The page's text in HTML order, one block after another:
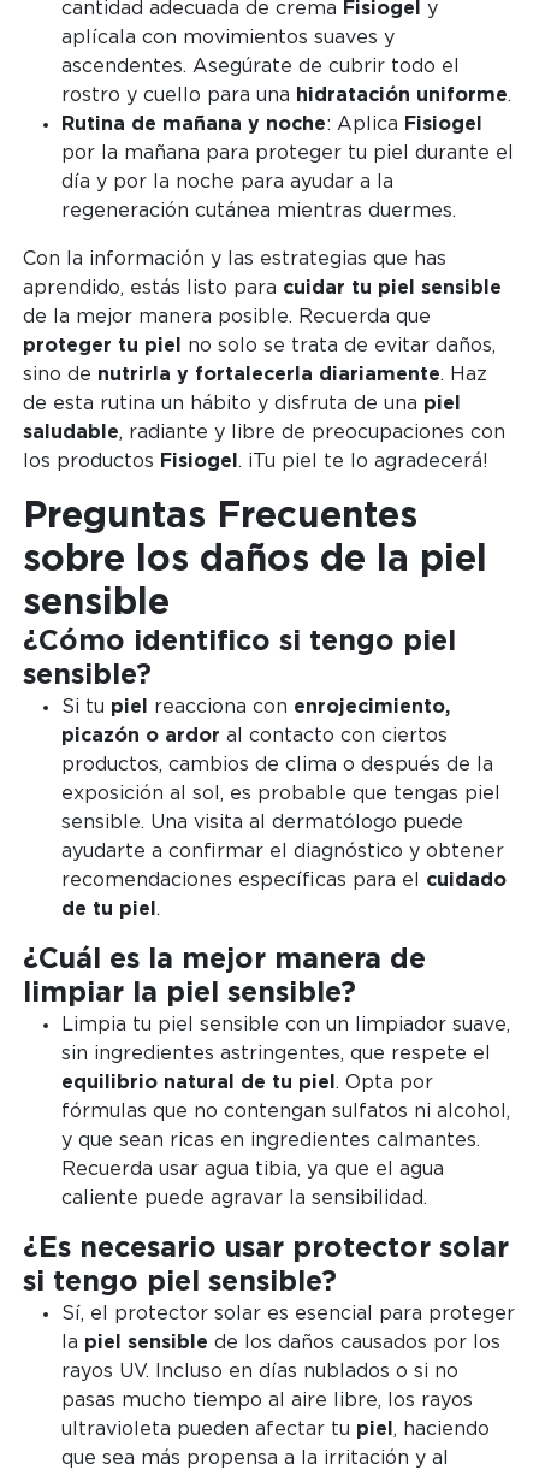
cantidad adecuada de crema Fisiogel
y
aplícala con movimientos suaves y
ascendentes. Asegúrate de cubrir todo el
rostro y cuello para una hidratación uniforme.
Rutina de mañana y noche: Aplica Fisiogel
por la mañana para proteger tu piel durante el
día y por la noche para ayudar a la
regeneración cutánea mientras duermes.
Con la información y las estrategias que has
aprendido, estás listo para cuidar tu piel sensible
de la mejor manera posible. Recuerda que
proteger tu piel
no solo se trata de evitar daños,
sino de nutrirla y fortalecerla diariamente. Haz
de esta rutina un hábito y disfruta de una piel
saludable, radiante y libre de preocupaciones con
los productos Fisiogel . ¡Tu piel te lo agradecerá!
Preguntas Frecuentes
sobre los daños de la piel
sensible
¿Cómo identifico si tengo piel
sensible?
Si tu piel reacciona con enrojecimiento,
picazón o ardor al contacto con ciertos
productos, cambios de clima o después de la
exposición al sol, es probable que tengas piel
sensible. Una visita al dermatólogo puede
ayudarte a confirmar el diagnóstico y obtener
recomendaciones específicas para el
cuidado
de tu piel .
¿Cuál es la mejor manera de
limpiar la piel sensible?
Limpia tu piel sensible con un limpiador suave,
sin ingredientes astringentes, que respete el
equilibrio natural de tu piel . Opta por
fórmulas que no contengan sulfatos ni alcohol,
y que sean ricas en ingredientes calmantes.
Recuerda usar agua tibia, ya que el agua
caliente puede agravar la sensibilidad.
¿Es necesario usar protector solar
si tengo piel sensible?
Sí, el protector solar es esencial para proteger
la piel sensible de los daños causados por los
rayos UV. Incluso en días nublados o si no
pasas mucho tiempo al aire libre, los rayos
ultravioleta pueden afectar tu piel , haciendo
que sea más propensa a la irritación y al